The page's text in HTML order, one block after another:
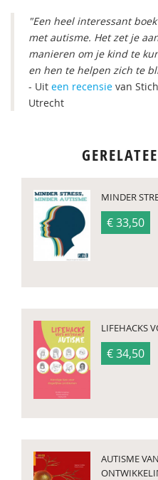
"Een heel interessant
met autisme. Het zet je
manieren om je kind te
en hen te helpen zich te
- Uit een recensie van
Utrecht
MINDER
€ 33,50
LIFEHACKS
€ 34,50
AUTISME